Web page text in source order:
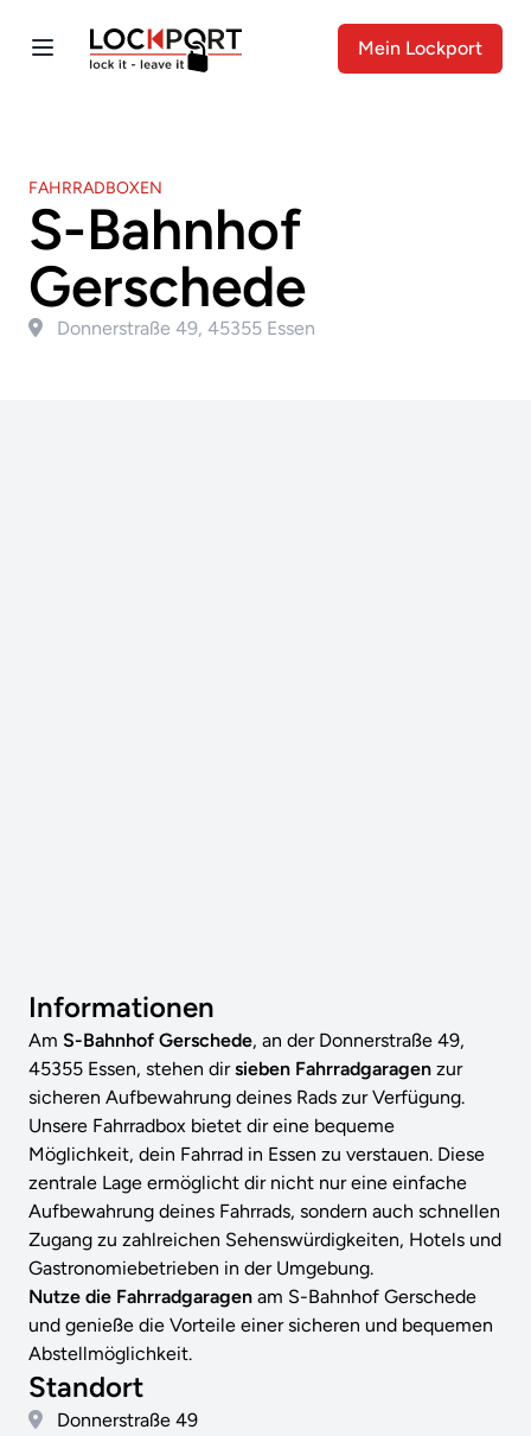
Mein Lockport
FAHRRADBOXEN
S-Bahnhof
Gerschede
Donnerstraße 49, 45355 Essen
Informationen
Am S-Bahnhof Gerschede, an der Donnerstraße 49,
45355 Essen, stehen dirsieben Fahrradgaragen zur
sicheren Aufbewahrung deines Rads zur Verfügung.
Unsere Fahrradbox bietet dir eine bequeme
Möglichkeit, dein Fahrrad in Essen zu verstauen. Diese
zentrale Lage ermöglicht dir nicht nur eine einfache
Aufbewahrung deines Fahrrads, sondern auch schnellen
Zugang zu zahlreichen Sehenswürdigkeiten, Hotels und
Gastronomiebetrieben in der Umgebung.
Nutze die Fahrradgaragen am S-Bahnhof Gerschede
und genieße die Vorteile einer sicheren und bequemen
Abstellmöglichkeit.
Standort
Donnerstraße 49